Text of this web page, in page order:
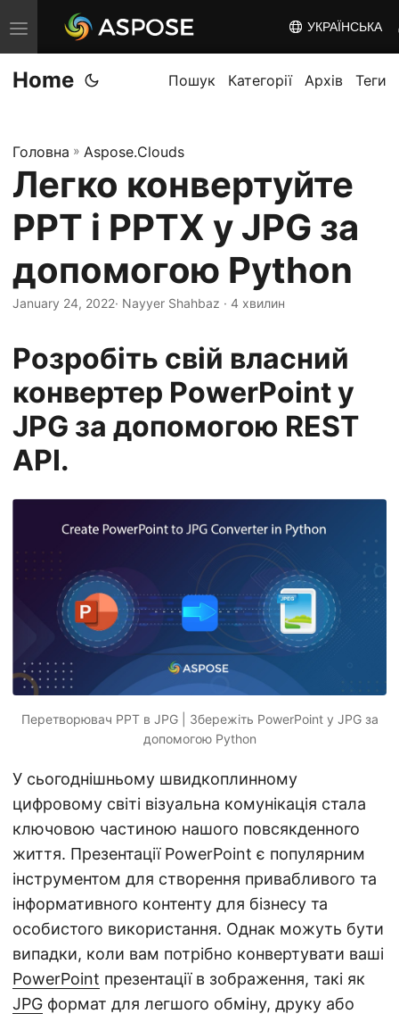
T
o
g
e
n
v
g
a
i
n
УКРАЇНСЬКА
Home Пошук Категорії Архів Теги
Головна » Aspose.Clouds
Легко конвертуйте
PPT і PPTX у JPG за
допомогою Python
January 24, 2022· Nayyer Shahbaz · 4 хвилин
Розробіть свій власний
конвертер PowerPoint у
JPG за допомогою REST
API.
Перетворювач PPT в JPG | Збережіть PowerPoint у JPG за
допомогою Python
У сьогоднішньому швидкоплинному
цифровому світі візуальна комунікація стала
ключовою частиною нашого повсякденного
життя. Презентації PowerPoint є популярним
інструментом для створення привабливого та
інформативного контенту для бізнесу та
особистого використання. Однак можуть бути
випадки, коли вам потрібно конвертувати ваші
PowerPoint презентації в зображення, такі як
JPG формат для легшого обміну, друку або